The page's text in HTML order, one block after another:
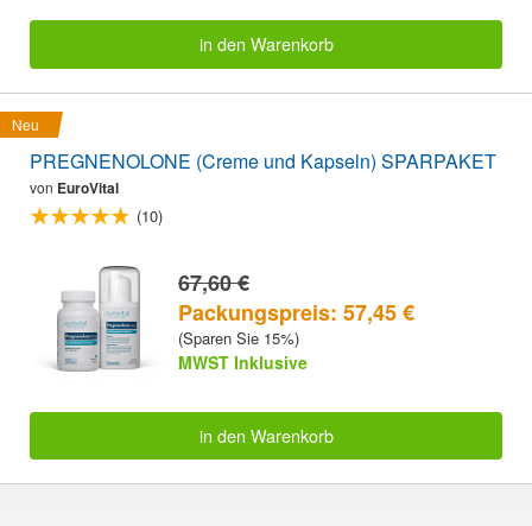
in den Warenkorb
Neu
PREGNENOLONE (Creme und Kapseln) SPARPAKET
von EuroVital
(10)
67,60 €
Packungspreis: 57,45 €
(Sparen Sie 15%)
MWST Inklusive
in den Warenkorb